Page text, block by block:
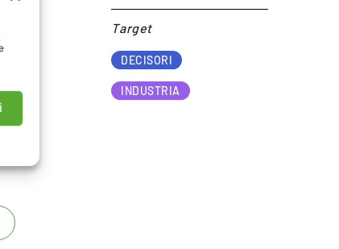
Target​
DECISORI
INDUSTRIA